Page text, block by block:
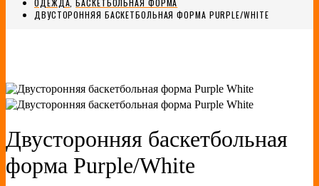
ОДЕЖДА ,БАСКЕТБОЛЬНАЯ ФОРМА
ДВУСТОРОННЯЯ БАСКЕТБОЛЬНАЯ ФОРМА PURPLE/WHITE
Двусторонняя баскетбольная
форма Purple/White